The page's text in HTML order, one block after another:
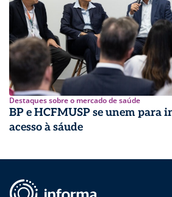
Destaques sobre o mercado de saúde
BP e HCFMUSP se unem para
acesso à sáude